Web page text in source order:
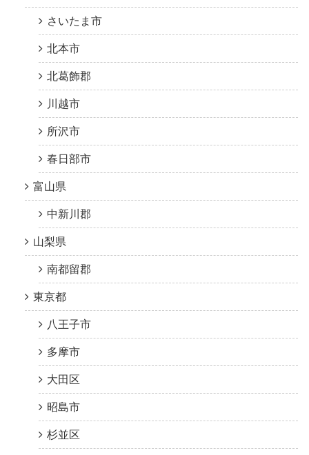
さいたま市
北本市
北葛飾郡
川越市
所沢市
春日部市
富山県
中新川郡
山梨県
南都留郡
東京都
八王子市
多摩市
大田区
昭島市
杉並区